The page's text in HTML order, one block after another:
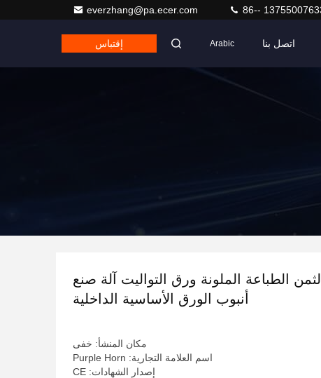
everzhang@pa.ecer.com 86--
اتصل بنا Arabic إقتباس
الطباعة الملونة ورق التواليت آلة صنع
أنبوب الورق الأساسية الداخلية
مكان المنشأ: خفى
اسم العلامة التجارية: Purple Horn
إصدار الشهادات: CE